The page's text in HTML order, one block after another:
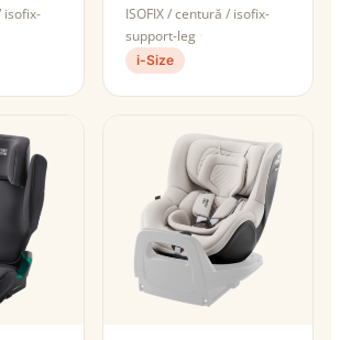
isofix-
ISOFIX / centură / isofix-
support-leg
i-Size